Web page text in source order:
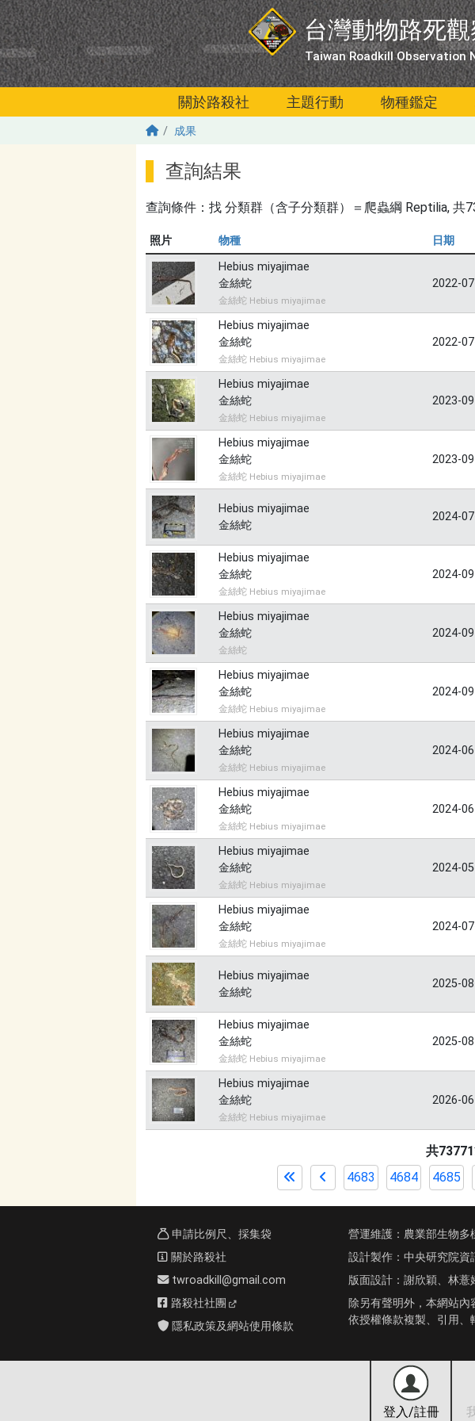
移至主內容
台灣動物路死
Taiwan Roadkill Observation
關於路殺社 主題行動 物種鑑定
成果
查詢結果
查詢條件：找 分類群（含子分類群）＝爬蟲綱 Reptilia, 共
照片 物種 日期
Hebius miyajimae
金絲蛇
金絲蛇 Hebius miyajimae
2022-
Hebius miyajimae
金絲蛇
金絲蛇 Hebius miyajimae
2022-
Hebius miyajimae
金絲蛇
金絲蛇 Hebius miyajimae
2023-
Hebius miyajimae
金絲蛇
金絲蛇 Hebius miyajimae
2023-
Hebius miyajimae
金絲蛇
2024-
Hebius miyajimae
金絲蛇
金絲蛇 Hebius miyajimae
2024-
Hebius miyajimae
金絲蛇
金絲蛇
2024-
Hebius miyajimae
金絲蛇
金絲蛇 Hebius miyajimae
2024-
Hebius miyajimae
金絲蛇
金絲蛇 Hebius miyajimae
2024-
Hebius miyajimae
金絲蛇
金絲蛇 Hebius miyajimae
2024-
Hebius miyajimae
金絲蛇
金絲蛇 Hebius miyajimae
2024-
Hebius miyajimae
金絲蛇
金絲蛇 Hebius miyajimae
2024-
Hebius miyajimae
金絲蛇
2025-
Hebius miyajimae
金絲蛇
金絲蛇 Hebius miyajimae
2025-
Hebius miyajimae
金絲蛇
金絲蛇 Hebius miyajimae
2026-
共
4683
4684 4685
登入/註冊
申請比例尺、採集袋
關於路殺社
twroadkill@gmail.com
路殺社社團
隱私政策及網站使用條款
營運維護： 農業部生物多
設計製作： 中央研究院資
版面設計： 謝欣穎、林薏
除另有聲明外，本網站內
依授權條款複製、引用